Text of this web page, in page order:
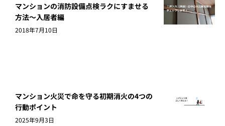
マンションの消防設備点検ラクにすませる
方法～入居者編
2018年7月10日
マンション火災で命を守る初期消火の4つの
行動ポイント
2025年9月3日